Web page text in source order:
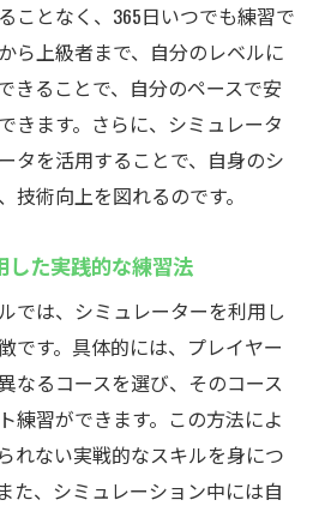
ことなく、365日いつでも練習で
ら上級者まで、自分のレベルに
きることで、自分のペースで安
きます。さらに、シミュレータ
タを活用することで、自身のシ
技術向上を図れるのです。
した実践的な練習法
では、シミュレーターを利用し
です。具体的には、プレイヤー
なるコースを選び、そのコース
練習ができます。この方法によ
れない実戦的なスキルを身につ
た、シミュレーション中には自